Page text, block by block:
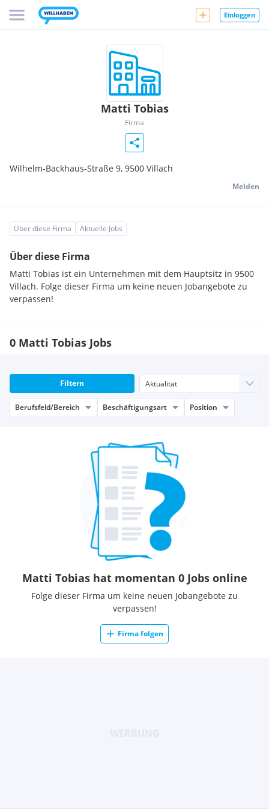
Einloggen
Matti Tobias
Firma
Wilhelm-Backhaus-Straße 9, 9500 Villach
Melden
Über diese Firma Aktuelle Jobs
Über diese Firma
Matti Tobias ist ein Unternehmen mit dem Hauptsitz in 9500
Villach. Folge dieser Firma um keine neuen Jobangebote zu
verpassen!
0 Matti Tobias Jobs
Filtern
Berufsfeld/Bereich Beschäftigungsart Position
Matti Tobias hat momentan 0 Jobs online
Folge dieser Firma um keine neuen Jobangebote zu
verpassen!
Firma folgen